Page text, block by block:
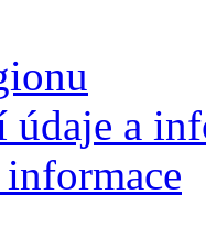
údaje a